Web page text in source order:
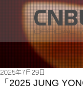
「2025 JUNG
2025年7月29日